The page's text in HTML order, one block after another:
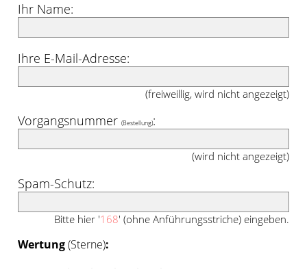
Ihr Name:
Ihre E-Mail-Adresse:
(freiweillig, wird nicht angezeigt)
Vorgangsnummer(Bestellung):
(wird nicht angezeigt)
Spam-Schutz:
Bitte hier '168' (ohne Anführungsstriche) eingeben.
Wertung(Sterne):